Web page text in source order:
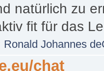
natürlich zu
fit für das
Johannes
chat